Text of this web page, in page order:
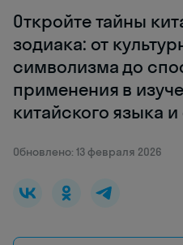
Откройте тайны
зодиака: от
символизма до
применения в
китайского языка
Обновлено: 13 февраля 2026